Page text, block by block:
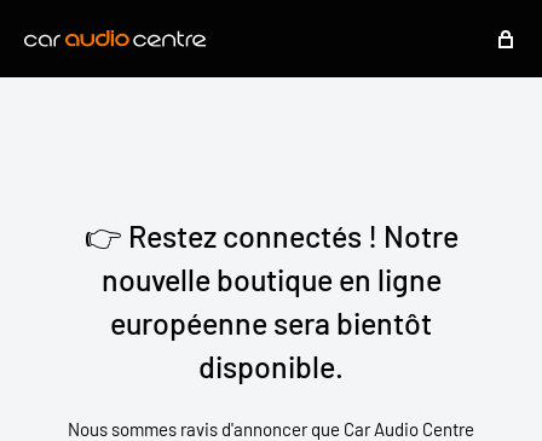
👉 Restez connectés ! Notre
nouvelle boutique en ligne
européenne sera bientôt
disponible.
Nous sommes ravis d'annoncer que Car Audio Centre